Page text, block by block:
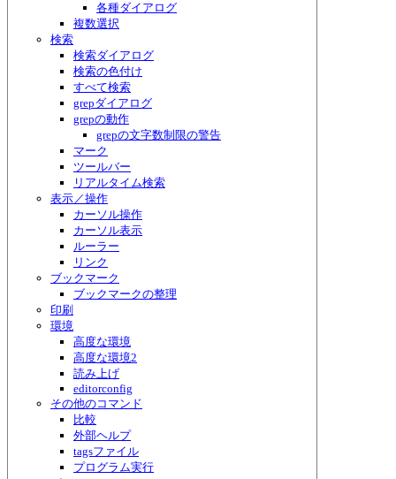
各種ダイアログ
複数選択
検索
検索ダイアログ
検索の色付け
すべて検索
grepダイアログ
grepの動作
grepの文字数制限の警告
マーク
ツールバー
リアルタイム検索
表示／操作
カーソル操作
カーソル表示
ルーラー
リンク
ブックマーク
ブックマークの整理
印刷
環境
高度な環境
高度な環境2
読み上げ
editorconfig
その他のコマンド
比較
外部ヘルプ
tagsファイル
プログラム実行